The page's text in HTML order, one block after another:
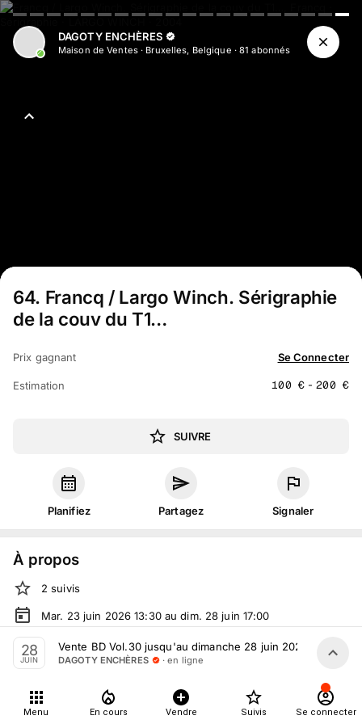
DAGOTY ENCHÈRES
Maison de Ventes· Bruxelles, Belgique ·81 abonnés
64. Francq / Largo Winch. Sérigraphie
de la couv du T1…
Prix gagnant Se Connecter
Estimation 100 € -200 €
SUIVRE
Planifiez Partagez Signaler
À propos
2 suivis
Mar. 23 juin 2026 13:30 au dim. 28 juin 17:00
Vente volontaireorganiséeparDAGOTY ENCHÈRES
En ligne
Tout le monde peut participer
28
JUIN
Vente BD Vol.30 jusqu'au dimanche 28 juin 2026
DAGOTY ENCHÈRES · en ligne
Menu En cours Vendre Suivis Se connecter